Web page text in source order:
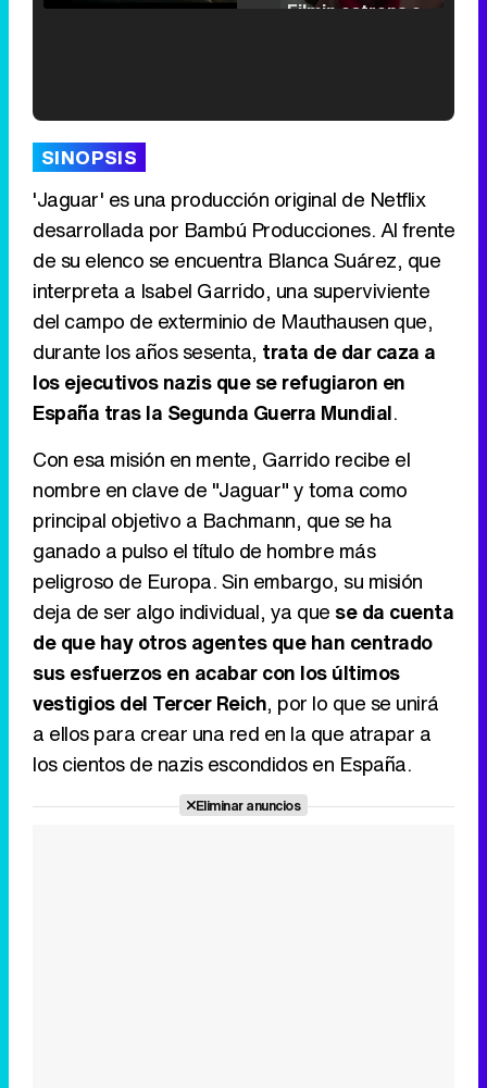
Tráiler de '33 días', la nueva serie de Atresplayer con Julián Villagrán y José Manuel Poga
Canción ganadora de Eurovisión 2026: DARA con "Bangaranga" por Bulgaria
SINOPSIS
'Jaguar' es una producción original de Netflix
desarrollada por Bambú Producciones. Al frente
de su elenco se encuentra Blanca Suárez, que
interpreta a Isabel Garrido, una superviviente
del campo de exterminio de Mauthausen que,
durante los años sesenta, trata de dar caza a
los ejecutivos nazis que se refugiaron en
España tras la Segunda Guerra Mundial.
Con esa misión en mente, Garrido recibe el
nombre en clave de "Jaguar" y toma como
principal objetivo a Bachmann, que se ha
ganado a pulso el título de hombre más
peligroso de Europa. Sin embargo, su misión
deja de ser algo individual, ya que se da cuenta
de que hay otros agentes que han centrado
sus esfuerzos en acabar con los últimos
vestigios del Tercer Reich, por lo que se unirá
a ellos para crear una red en la que atrapar a
los cientos de nazis escondidos en España.
Eliminar anuncios